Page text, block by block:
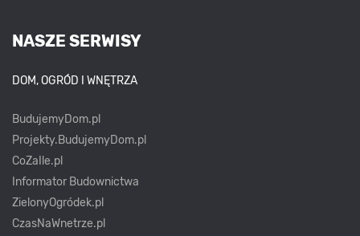
NASZE SERWISY
DOM, OGRÓD I WNĘTRZA
BudujemyDom.pl
Projekty.BudujemyDom.pl
CoZaIle.pl
Informator Budownictwa
ZielonyOgródek.pl
CzasNaWnetrze.pl